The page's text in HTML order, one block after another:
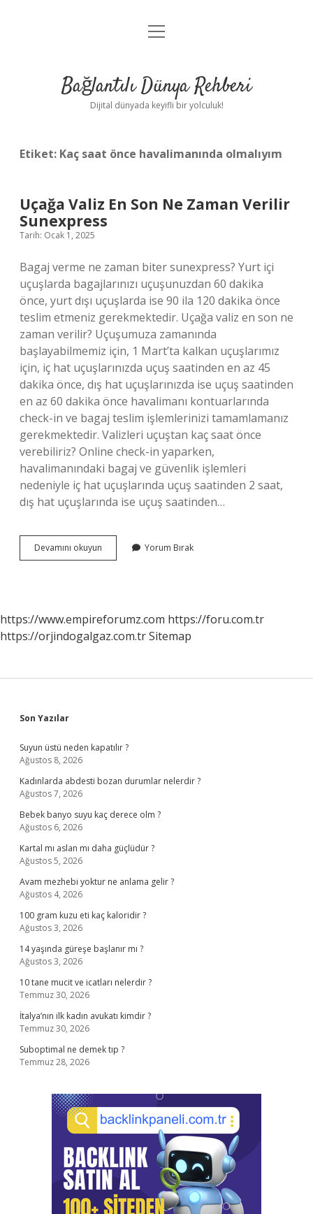
Anasayfa
Yasal Uyarı
menüyü
Bağlantılı Dünya Rehberi
Dijital dünyada keyifli bir yolculuk!
Etiket: Kaç saat önce havalimanında olmalıyım
Uçağa Valiz En Son Ne Zaman Verilir
Sunexpress
Tarih: Ocak 1, 2025
Bagaj verme ne zaman biter sunexpress? Yurt içi
uçuşlarda bagajlarınızı uçuşunuzdan 60 dakika
önce, yurt dışı uçuşlarda ise 90 ila 120 dakika önce
teslim etmeniz gerekmektedir. Uçağa valiz en son ne
zaman verilir? Uçuşumuza zamanında
başlayabilmemiz için, 1 Mart’ta kalkan uçuşlarımız
için, iç hat uçuşlarınızda uçuş saatinden en az 45
dakika önce, dış hat uçuşlarınızda ise uçuş saatinden
en az 60 dakika önce havalimanı kontuarlarında
check-in ve bagaj teslim işlemlerinizi tamamlamanız
gerekmektedir. Valizleri uçuştan kaç saat önce
verebiliriz? Online check-in yaparken,
havalimanındaki bagaj ve güvenlik işlemleri
nedeniyle iç hat uçuşlarında uçuş saatinden 2 saat,
dış hat uçuşlarında ise uçuş saatinden…
Devamını okuyun
Valiz
Verilir
Sunexpress
Yorum Bırak
https://www.empireforumz.com https://foru.com.tr
https://orjindogalgaz.com.trSitemap
Sidebar
Son Yazılar
Suyun üstü neden kapatılır ?
Ağustos 8, 2026
Kadınlarda abdesti bozan durumlar nelerdir ?
Ağustos 7, 2026
Bebek banyo suyu kaç derece olm ?
Ağustos 6, 2026
Kartal mı aslan mı daha güçlüdür ?
Ağustos 5, 2026
Avam mezhebi yoktur ne anlama gelir ?
Ağustos 4, 2026
100 gram kuzu eti kaç kaloridir ?
Ağustos 3, 2026
14 yaşında güreşe başlanır mı ?
Ağustos 3, 2026
10 tane mucit ve icatları nelerdir ?
Temmuz 30, 2026
İtalya’nın ilk kadın avukatı kimdir ?
Temmuz 30, 2026
Suboptimal ne demek tıp ?
Temmuz 28, 2026